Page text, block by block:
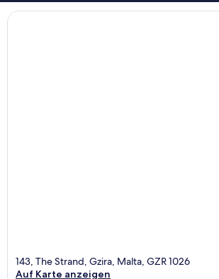
143, The Strand, Gzira, Malta, GZR 1026
Auf Karte anzeigen